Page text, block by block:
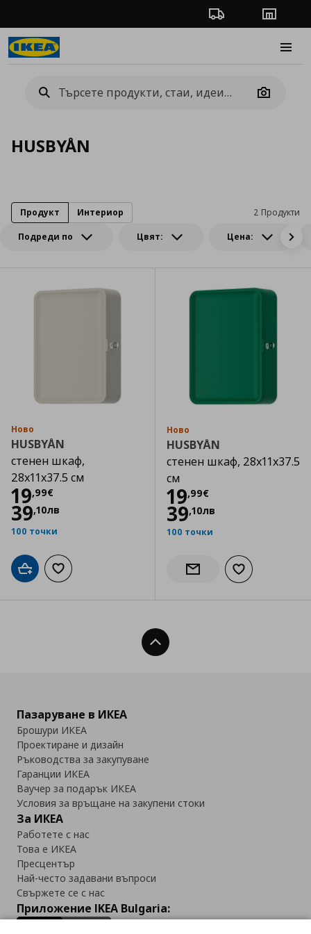
Проследяване на
Camera
HUSBYÅN
Подреди по Цвят: Цена:
2 Продукти
Продукт Интериор
Ново
HUSBYÅN
стенен шкаф,
28x11x37.5 см
19,99€
Цена
39,10лв
100 точки
Добави в кошницата
Добави към списъка с любими
Ново
HUSBYÅN
стенен шкаф, 28x11x37.5
см
19,99€
Цена
39,10лв
100 точки
Информирай ме за
Добави към
Нагоре
Пазаруване в ИКЕА
Брошури ИКЕА
Проектиране и дизайн
Ръководства за закупуване
Гаранции ИКЕА
Ваучер за подарък ИКЕА
Условия за връщане на закупени стоки
За ИКЕА
Работете с нас
Това е ИКЕА
Пресцентър
Най-често задавани въпроси
Свържете се с нас
Приложение IKEA Bulgaria: